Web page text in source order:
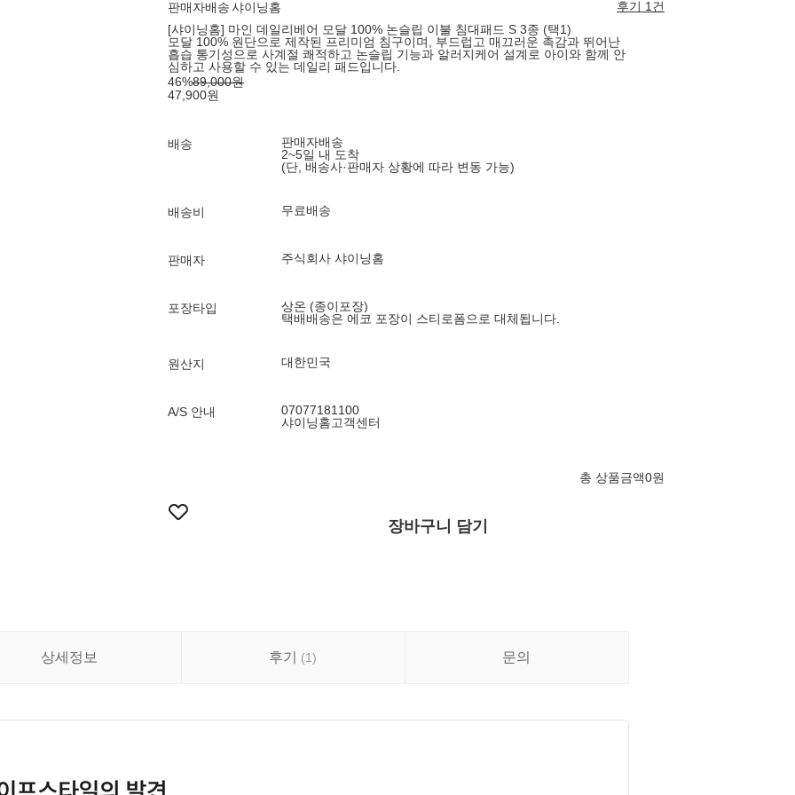
판매자배송샤이닝홈
후기 1건
[샤이닝홈] 마인 데일리베어 모달 100% 논슬립 이불 침대패드 S 3종 (택1)
모달 100% 원단으로 제작된 프리미엄 침구이며, 부드럽고 매끄러운 촉감과 뛰어난
흡습 통기성으로 사계절 쾌적하고 논슬립 기능과 알러지케어 설계로 아이와 함께 안
심하고 사용할 수 있는 데일리 패드입니다.
46%89,000원
47,900원
배송
판매자배송
2~5일 내 도착
(단, 배송사·판매자 상황에 따라 변동 가능)
배송비 무료배송
판매자 주식회사 샤이닝홈
포장타입
상온 (종이포장)
택배배송은 에코 포장이 스티로폼으로 대체됩니다.
원산지 대한민국
A/S 안내
07077181100
샤이닝홈고객센터
총 상품금액0원
장바구니 담기
상세정보 후기 (1) 문의